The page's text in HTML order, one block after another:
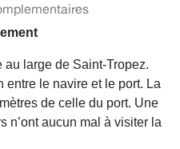
au large de Saint-Tropez.
entre le navire et le port. La
de celle du port. Une
n’ont aucun mal à visiter la